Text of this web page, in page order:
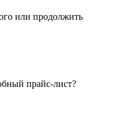
или продолжить
прайс-лист?